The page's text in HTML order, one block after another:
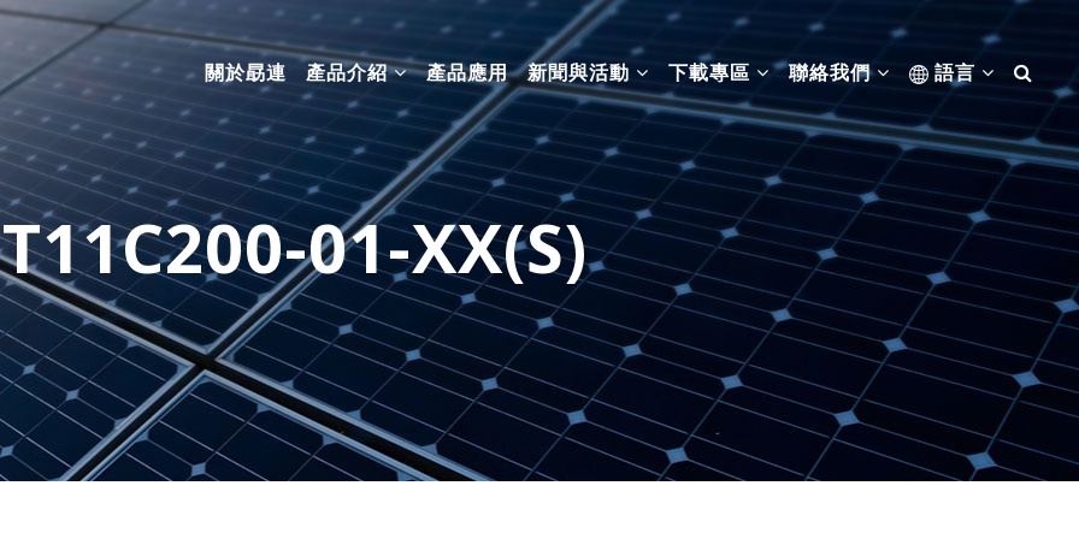
關於勗連 產品介紹 產品應用 新聞與活動 下載專區 聯絡我們 語言
01-XX(S)